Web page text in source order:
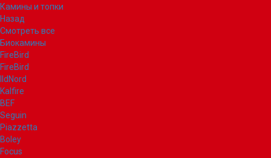
Камины и топки
Назад
Смотреть все
Биокамины
FireBird
FireBird
IldNord
Kalfire
BEF
Seguin
Piazzetta
Boley
Focus